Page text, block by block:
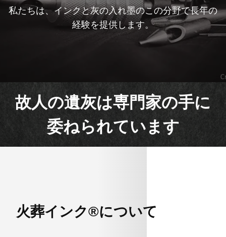
私たちは、インクと灰の入れ墨のこの分野で長年の
経験を提供します。
故人の遺灰は専門家の手に
委ねられています
火葬インク®について